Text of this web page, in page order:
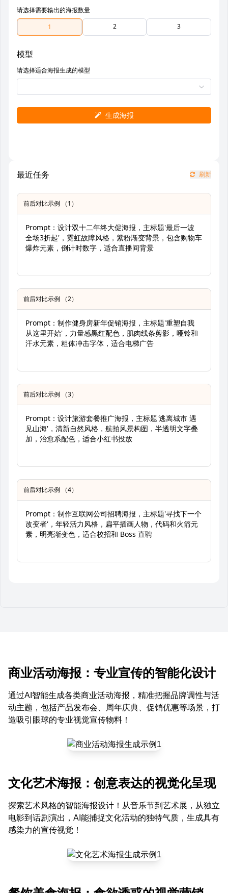
请选择需要输出的海报数量
1
2 3
模型
请选择适合海报生成的模型
生成海报
最近任务 刷新
前后对比示例 （1）
Prompt：设计双十二年终大促海报，主标题'最后一波
全场3折起'，霓虹故障风格，紫粉渐变背景，包含购物车
爆炸元素，倒计时数字，适合直播间背景
前后对比示例 （2）
Prompt：制作健身房新年促销海报，主标题'重塑自我
从这里开始'，力量感黑红配色，肌肉线条剪影，哑铃和
汗水元素，粗体冲击字体，适合电梯广告
前后对比示例 （3）
Prompt：设计旅游套餐推广海报，主标题'逃离城市 遇
见山海'，清新自然风格，航拍风景构图，半透明文字叠
加，治愈系配色，适合小红书投放
前后对比示例 （4）
Prompt：制作互联网公司招聘海报，主标题'寻找下一个
改变者'，年轻活力风格，扁平插画人物，代码和火箭元
素，明亮渐变色，适合校招和 Boss 直聘
商业活动海报：专业宣传的智能化设计
通过AI智能生成各类商业活动海报，精准把握品牌调性与活
动主题，包括产品发布会、周年庆典、促销优惠等场景，打
造吸引眼球的专业视觉宣传物料！
文化艺术海报：创意表达的视觉化呈现
探索艺术风格的智能海报设计！从音乐节到艺术展，从独立
电影到话剧演出，AI能捕捉文化活动的独特气质，生成具有
感染力的宣传视觉！